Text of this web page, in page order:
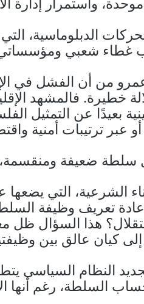
واستمرار إدارة
الدبلوماسية،
غطاء شعبي
من أن الفشل في
خطيرة. فالمشهد
بعيدًا عن التمثيل
أو عبر ترتيبات أمنية
ضعيفة ومنقسمة،
الشرعية، التي
تعريف وظيفة السلطة
هذا السؤال ظل
كيان عالق بين
النظام السياسي
السلطة، رغم أنها